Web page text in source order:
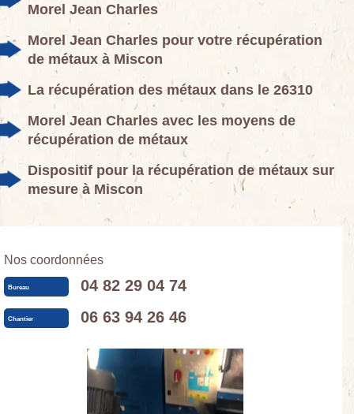
Morel Jean Charles
Morel Jean Charles pour votre récupération
de métaux à Miscon
La récupération des métaux dans le 26310
Morel Jean Charles avec les moyens de
récupération de métaux
Dispositif pour la récupération de métaux sur
mesure à Miscon
Nos coordonnées
Bureau 04 82 29 04 74
Chantier 06 63 94 26 46